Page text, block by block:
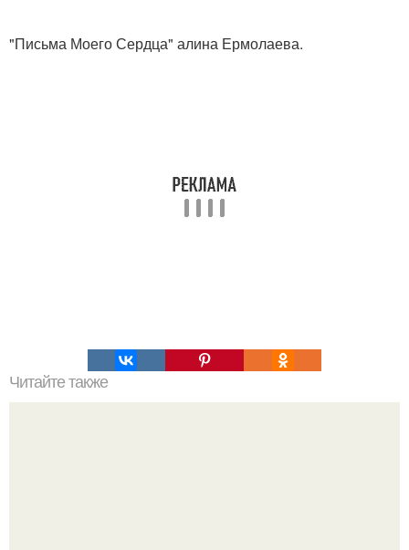
"Письма Моего Сердца" алина Ермолаева.
Читайте также